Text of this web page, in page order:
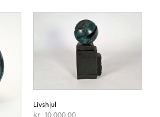
Livshjul
kr. 10.000,00